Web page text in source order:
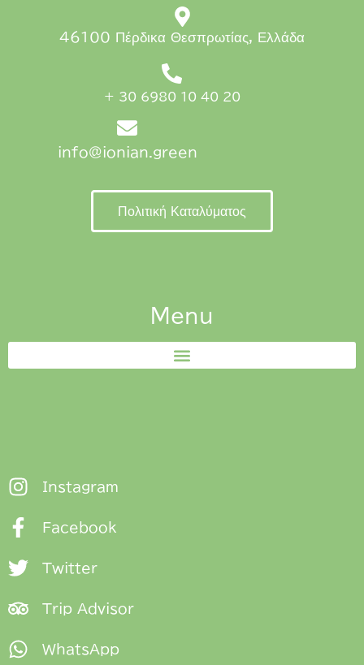
46100 Πέρδικα Θεσπρωτίας, Ελλάδα
+ 30 6980 10 40 20
info@ionian.green
Πολιτική Καταλύματος
Menu
Instagram
Facebook
Twitter
Trip Advisor
WhatsApp